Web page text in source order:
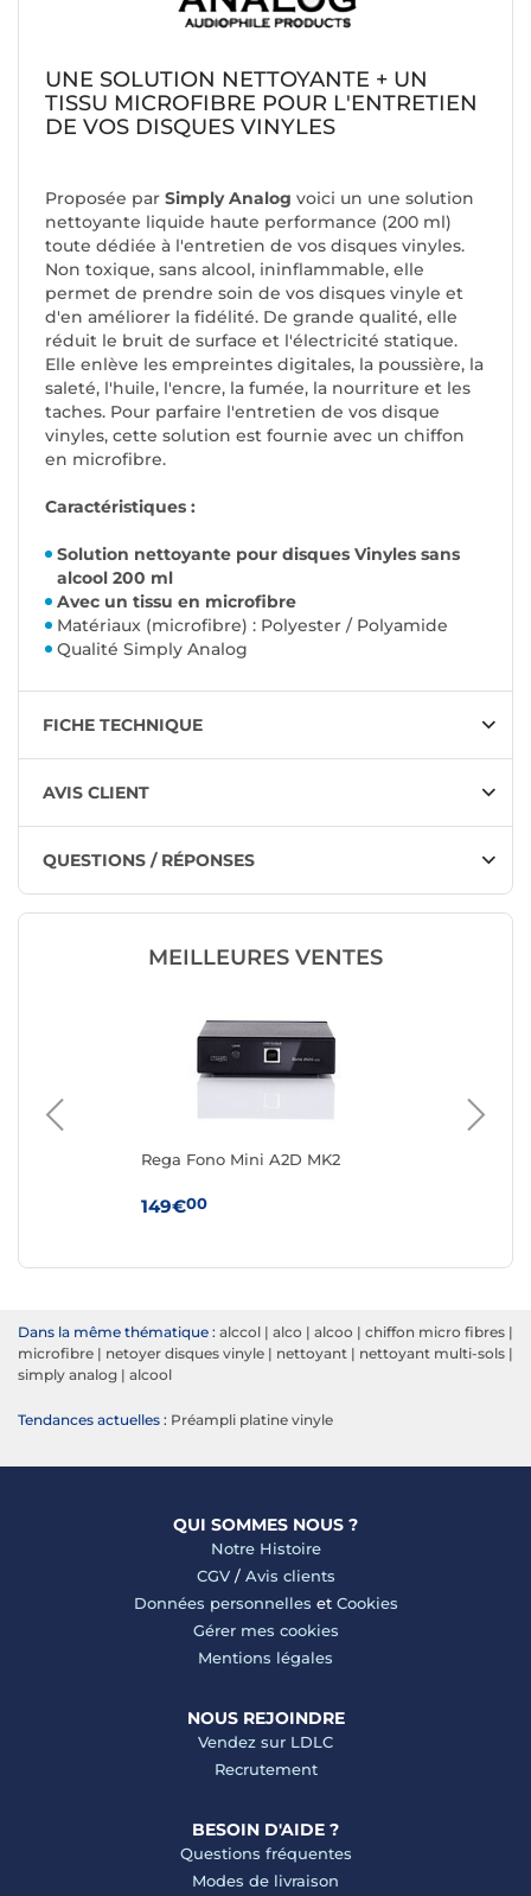
UNE SOLUTION NETTOYANTE + UN
TISSU MICROFIBRE POUR L'ENTRETIEN
DE VOS DISQUES VINYLES
Proposée par Simply Analog voici un une solution
nettoyante liquide haute performance (200 ml)
toute dédiée à l'entretien de vos disques vinyles.
Non toxique, sans alcool, ininflammable, elle
permet de prendre soin de vos disques vinyle et
d'en améliorer la fidélité. De grande qualité, elle
réduit le bruit de surface et l'électricité statique.
Elle enlève les empreintes digitales, la poussière, la
saleté, l'huile, l'encre, la fumée, la nourriture et les
taches. Pour parfaire l'entretien de vos disque
vinyles, cette solution est fournie avec un chiffon
en microfibre.
Caractéristiques :
Solution nettoyante pour disques Vinyles sans
alcool 200 ml
Avec un tissu en microfibre
Matériaux (microfibre) : Polyester / Polyamide
Qualité Simply Analog
FICHE TECHNIQUE
AVIS CLIENT
QUESTIONS / RÉPONSES
MEILLEURES VENTES
Rega Fono Mini A2D MK2
149€00
Dans la même thématique : alccol | alco | alcoo | chiffon micro fibres |
microfibre | netoyer disques vinyle | nettoyant | nettoyant multi-sols |
simply analog | alcool
Tendances actuelles : Préampli platine vinyle
QUI SOMMES NOUS ?
Notre Histoire
CGV/ Avis clients
Données personnelles et Cookies
Gérer mes cookies
Mentions légales
NOUS REJOINDRE
Vendez sur LDLC
Recrutement
BESOIN D'AIDE ?
Questions fréquentes
Modes de livraison